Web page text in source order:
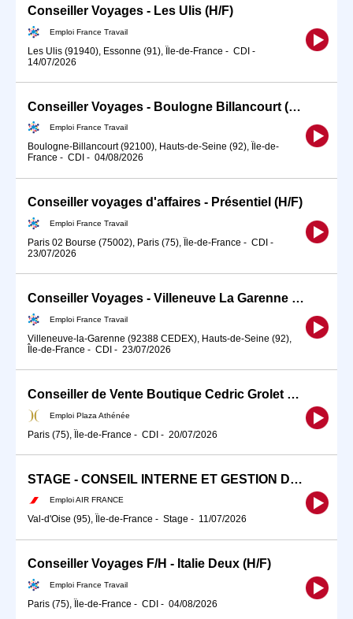
Conseiller Voyages - Les Ulis (H/F)
Emploi France Travail
Les Ulis (91940), Essonne (91), Île-de-France - CDI -
14/07/2026
Conseiller Voyages - Boulogne Billancourt (H/F)
Emploi France Travail
Boulogne-Billancourt (92100), Hauts-de-Seine (92), Île-de-
France - CDI - 04/08/2026
Conseiller voyages d'affaires - Présentiel (H/F)
Emploi France Travail
Paris 02 Bourse (75002), Paris (75), Île-de-France - CDI -
23/07/2026
Conseiller Voyages - Villeneuve La Garenne (H/F)
Emploi France Travail
Villeneuve-la-Garenne (92388 CEDEX), Hauts-de-Seine (92),
Île-de-France - CDI - 23/07/2026
Conseiller de Vente Boutique Cedric Grolet H/F
Emploi Plaza Athénée
Paris (75), Île-de-France - CDI - 20/07/2026
STAGE - CONSEIL INTERNE ET GESTION DE PROJETS F/H
Emploi AIR FRANCE
Val-d'Oise (95), Île-de-France - Stage - 11/07/2026
Conseiller Voyages F/H - Italie Deux (H/F)
Emploi France Travail
Paris (75), Île-de-France - CDI - 04/08/2026